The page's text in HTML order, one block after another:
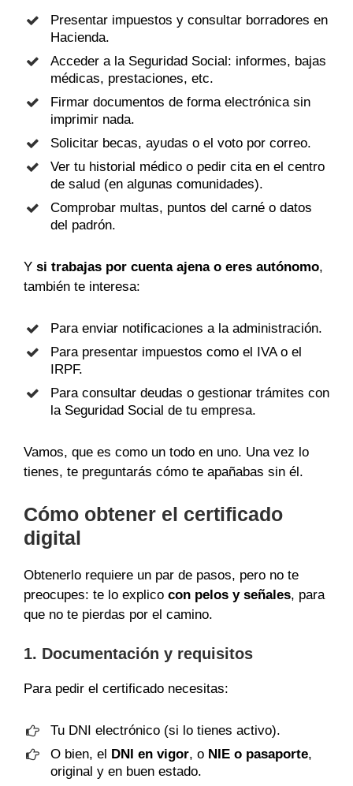
Presentar impuestos y consultar borradores en
Hacienda.
Acceder a la Seguridad Social: informes, bajas
médicas, prestaciones, etc.
Firmar documentos de forma electrónica sin
imprimir nada.
Solicitar becas, ayudas o el voto por correo.
Ver tu historial médico o pedir cita en el centro
de salud (en algunas comunidades).
Comprobar multas, puntos del carné o datos
del padrón.
Y si trabajas por cuenta ajena o eres autónomo,
también te interesa:
Para enviar notificaciones a la administración.
Para presentar impuestos como el IVA o el
IRPF.
Para consultar deudas o gestionar trámites con
la Seguridad Social de tu empresa.
Vamos, que es como un todo en uno. Una vez lo
tienes, te preguntarás cómo te apañabas sin él.
Cómo obtener el certificado
digital
Obtenerlo requiere un par de pasos, pero no te
preocupes: te lo explico con pelos y señales, para
que no te pierdas por el camino.
1. Documentación y requisitos
Para pedir el certificado necesitas:
Tu DNI electrónico (si lo tienes activo).
O bien, el DNI en vigor, o NIE o pasaporte,
original y en buen estado.